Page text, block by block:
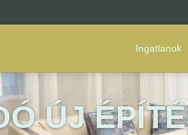
Ingatlanok
ÚJ